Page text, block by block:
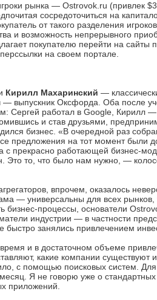
рынка — Ostrovok.ru (привлек
сосредоточиться на
от такого разделения
и возможность непрерывного
покупателю перейти на
на своем портале.
Кирилл Махаринский —
выпускник Оксфорда. Оба после
Сергей работал в Google, Кирилл
и став друзьями,
бизнес. «В очередной раз
на тот момент были
с прекрасно работающей бизнес-
Это то, что было нам нужно, —
впрочем, оказалось
— универсальны для всех
бизнес-процессы, основатели
индустрии — в частности
занялись привлечением
и в достаточном объеме
какие компании существуют
с помощью поисковых систем.
Я не говорю уже о
приложений.